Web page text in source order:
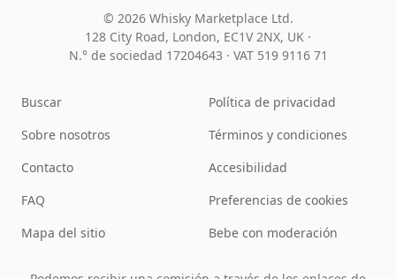
© 2026 Whisky Marketplace Ltd.
128 City Road, London, EC1V 2NX, UK ·
N.° de sociedad 17204643 · VAT 519 9116 71
Buscar
Sobre nosotros
Contacto
FAQ
Mapa del sitio
Política de privacidad
Términos y condiciones
Accesibilidad
Preferencias de cookies
Bebe con moderación